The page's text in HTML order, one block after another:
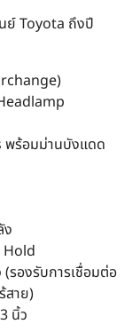
ย์ Toyota ถึงปี
พร้อมม่านบังแดด
ง
Hold
รองรับการเชื่อมต่อ
สาย)
นิ้ว